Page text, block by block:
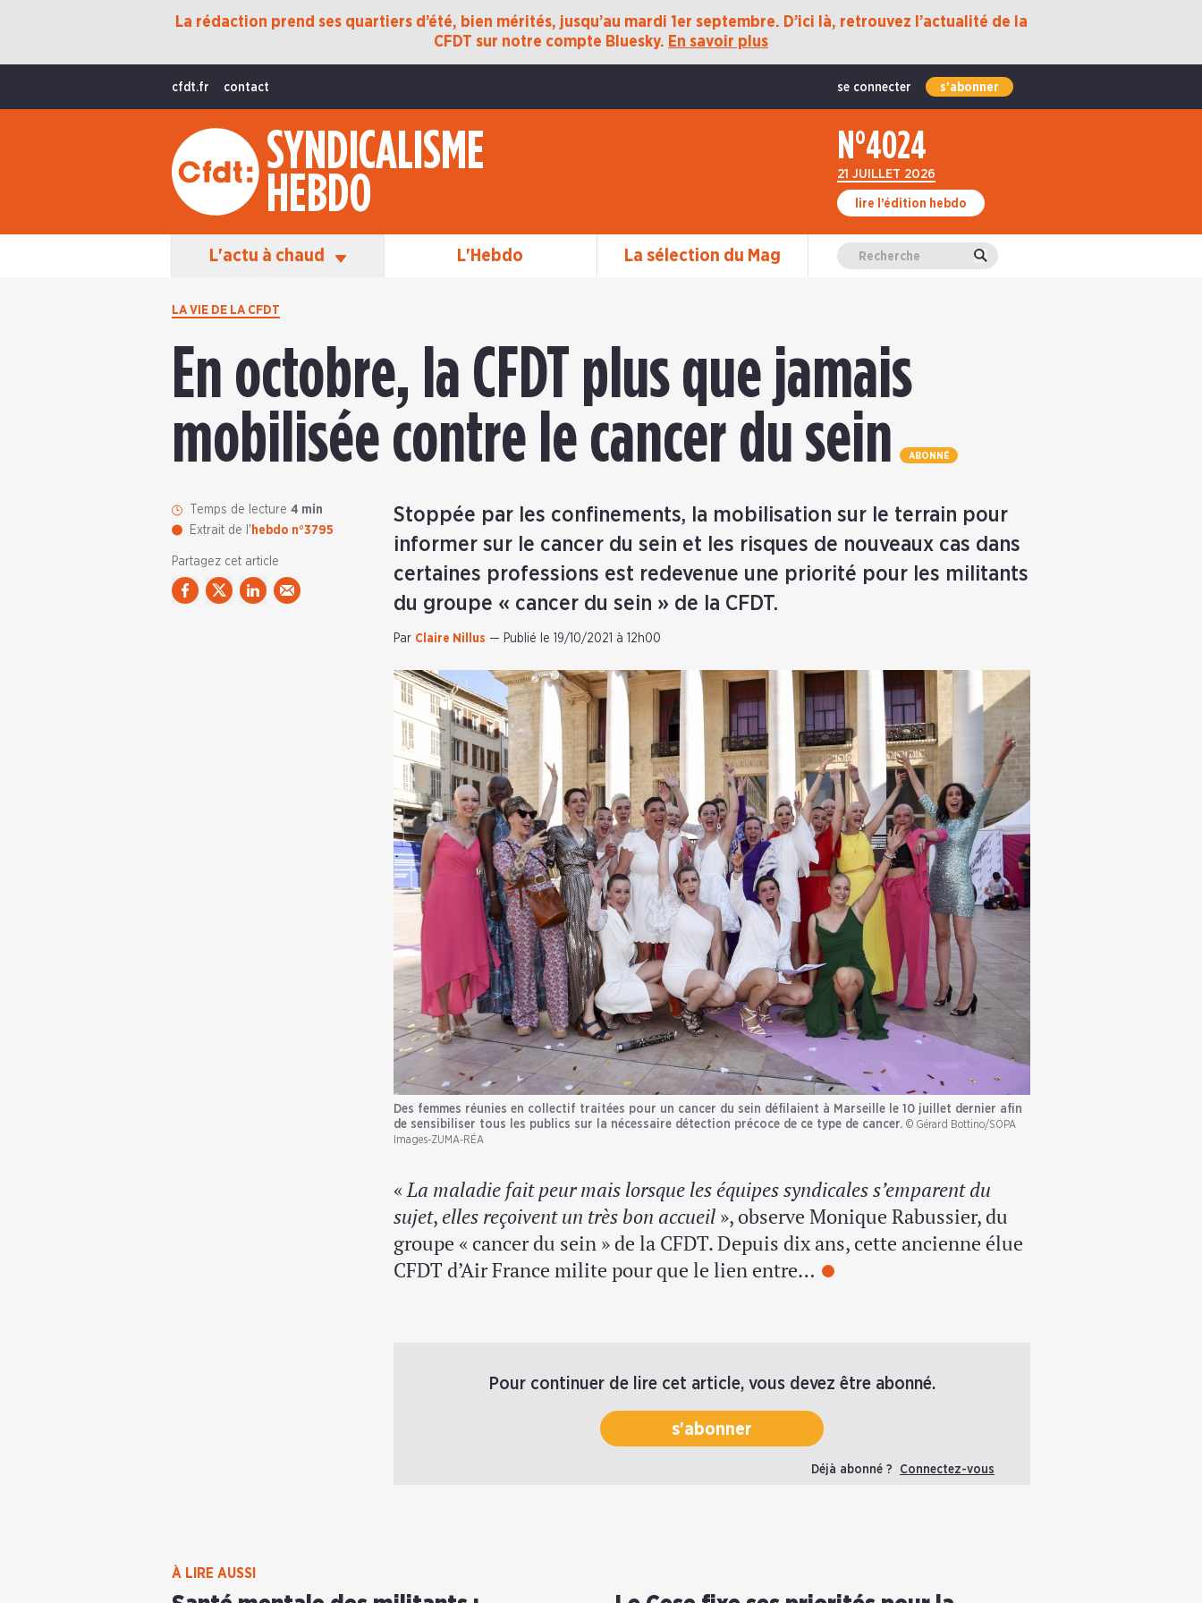
La rédaction prend ses quartiers d’été, bien mérités, jusqu’au mardi 1er septembre. D’ici là, retrouvez l’actualité de la
CFDT sur notre compte Bluesky. En savoir plus
cfdt.fr contact se connecter s'abonner
SYNDICALISME
HEBDO
N°4024
21 JUILLET 2026
lire l’édition hebdo
L'actu à chaud
Protection Sociale
International
La Vie De La CFDT
Les Équipes En Action L'Hebdo La sélection du Mag Valider
LA VIE DE LA CFDT
En octobre, la CFDT plus que jamais
mobilisée contre le cancer du sein
ABONNÉ
Temps de lecture 4 min
Extrait de l' hebdo n°3795
Partagez cet article
Stoppée par les confinements, la mobilisation sur le terrain pour
informer sur le cancer du sein et les risques de nouveaux cas dans
certaines professions est redevenue une priorité pour les militants
du groupe « cancer du sein » de la CFDT.
Par Claire Nillus — Publié le 19/10/2021 à 12h00
Des femmes réunies en collectif traitées pour un cancer du sein défilaient à Marseille le 10 juillet dernier afin
de sensibiliser tous les publics sur la nécessaire détection précoce de ce type de cancer. © Gérard Bottino/SOPA
Images-ZUMA-RÉA
« La maladie fait peur mais lorsque les équipes syndicales s’emparent du
sujet, elles reçoivent un très bon accueil », observe Monique Rabussier, du
groupe « cancer du sein » de la CFDT. Depuis dix ans, cette ancienne élue
CFDT d’Air France milite pour que le lien entre…
Pour continuer de lire cet article, vous devez être abonné.
s'abonner
Déjà abonné ? Connectez-vous
À LIRE AUSSI